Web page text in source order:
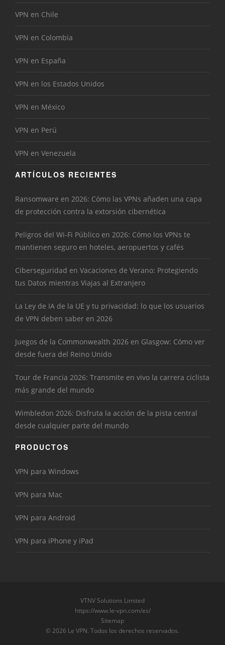
VPN en Chile
VPN en Colombia
VPN en España
VPN en los Estados Unidos
VPN en México
VPN en Perú
VPN en Venezuela
ARTÍCULOS RECIENTES
Ransomware en 2026: Cómo las VPNs añaden una capa
de protección contra la extorsión cibernética
Peligros del Wi-Fi Público en 2026: Cómo los VPNs te
mantienen seguro en hoteles, aeropuertos y cafés
Ciberseguridad en Vacaciones de Verano: Protegiendo
tus Datos mientras Viajas al Extranjero
La Ley de IA de la UE y tu privacidad: lo que los usuarios
de VPN deben saber en 2026
Juegos de la Commonwealth 2026 en Glasgow: Cómo ver
desde fuera del Reino Unido
Tour de Francia 2026: Transmite en vivo la carrera ciclista
más grande del mundo
Wimbledon 2026: Disfruta la acción de la pista central
desde cualquier parte del mundo
PRODUCTOS
VPN para Windows
VPN para Mac
VPN para Android
VPN para iPhone y iPad
VTNV Solutions Limited
https://www.le-vpn.com/es/
Sitemap
© 2026 Le VPN. Todos los derechos reservados.